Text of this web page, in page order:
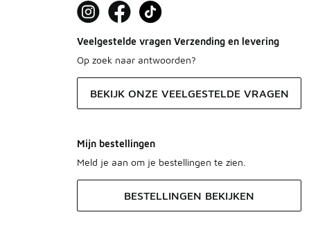
Veelgestelde vragen Verzending en levering
Op zoek naar antwoorden?
BEKIJK ONZE VEELGESTELDE VRAGEN
Mijn bestellingen
Meld je aan om je bestellingen te zien.
BESTELLINGEN BEKIJKEN